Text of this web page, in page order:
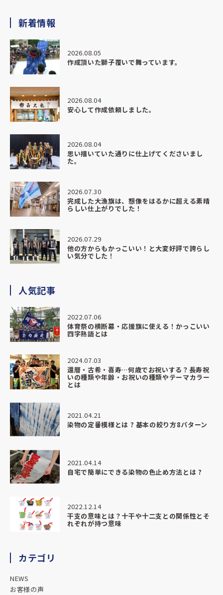
2026.04.28
うございました。
納期がかなりタイトな中でのご相談にも関わらず、
最初から最後までとても丁寧にご対応いただき、安心してお
任せすることができました。
こちらの想いや背景までしっかり汲み取ってくださり、
ただ「作る」だけではなく、意味のある形に仕上げていただ
完成した部旗は想像以上の仕上がりで、
色味や迫力、質感すべてにおいて本当に素晴らしく、
た。
生徒たちも上から身を乗り出して見ているほどで、
「かっこいい」「すごい」と自然と声が上がり、
チームとしての一体感がより強くなったように感じていま
す。
今回の部旗は、これから先も長くチームを支えてくれる存在
その大切なものを、信頼できる形でお願いできたことを本当
に嬉しく思っています。
納期・対応・仕上がり、すべてにおいて大満足です。
また機会がありましたら、ぜひお願いさせていただきたいで
す。
心より感謝申し上げます。
★★★★★
2026.04.20
漁師さんに大漁旗をプレゼントの際に、こちらにお願いしま
した。
丁寧且つ親切にご対応くださり、品もクオリティが高く、ま
ありがとうございました。
2026.03.24
和食おばんざい屋さんの暖簾を制作いただきました。
対応も丁寧で商品もとっても満足の仕上がりです
★★★★★
2026.01.05
とても親切で分かりやすい説明でとてもいいお店です。
新着情報
2026.08.05
作成頂いた獅子覆いで舞っています。
2026.08.04
安心して作成依頼しました。
2026.08.04
思い描いていた通りに仕上げてくださいまし
た。
2026.07.30
完成した大漁旗は、想像をはるかに超える素晴
らしい仕上がりでした！
2026.07.29
他の方からもかっこいい！と大変好評で誇らし
い気分でした！
人気記事
2022.07.06
体育祭の横断幕・応援旗に使える！かっこいい
四字熟語とは
2024.07.03
還暦・古希・喜寿…何歳でお祝いする？長寿祝
いの種類や年齢・お祝いの種類やテーマカラー
とは
2021.04.21
染物の定番模様とは ? 基本の絞り方8パターン
2021.04.14
自宅で簡単にできる染物の色止め方法とは ?
2022.12.14
干支の意味とは？十干や十二支との関係性とそ
れぞれが持つ意味
カテゴリ
NEWS
お客様の声